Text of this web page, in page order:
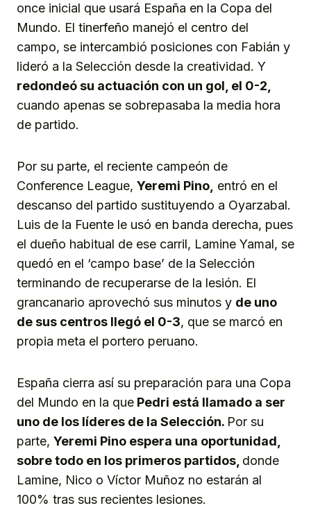
once inicial que usará España en la Copa del
Mundo. El tinerfeño manejó el centro del
campo, se intercambió posiciones con Fabián y
lideró a la Selección desde la creatividad. Y
redondeó su actuación con un gol, el 0-2,
cuando apenas se sobrepasaba la media hora
de partido.
Por su parte, el reciente campeón de
Conference League, Yeremi Pino, entró en el
descanso del partido sustituyendo a Oyarzabal.
Luis de la Fuente le usó en banda derecha, pues
el dueño habitual de ese carril, Lamine Yamal, se
quedó en el ‘campo base’ de la Selección
terminando de recuperarse de la lesión. El
grancanario aprovechó sus minutos y de uno
de sus centros llegó el 0-3, que se marcó en
propia meta el portero peruano.
España cierra así su preparación para una Copa
del Mundo en la que Pedri está llamado a ser
uno de los líderes de la Selección. Por su
parte, Yeremi Pino espera una oportunidad,
sobre todo en los primeros partidos, donde
Lamine, Nico o Víctor Muñoz no estarán al
100% tras sus recientes lesiones.